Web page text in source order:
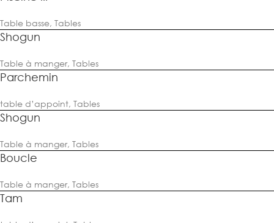
Table basse, Tables
Shogun
Table à manger, Tables
Parchemin
table d’appoint, Tables
Shogun
Table à manger, Tables
Boucle
Table à manger, Tables
Tam